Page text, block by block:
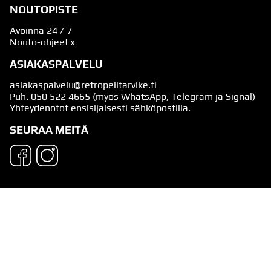
NOUTOPISTE
Avoinna 24 / 7
Nouto-ohjeet »
ASIAKASPALVELU
asiakaspalvelu@retropelitarvike.fi
Puh. 050 522 4665 (myös WhatsApp, Telegram ja Signal)
Yhteydenotot ensisijaisesti sähköpostilla.
SEURAA MEITÄ